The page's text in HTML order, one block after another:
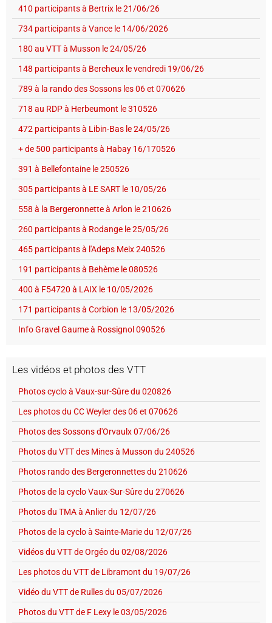
410 participants à Bertrix le 21/06/26
734 participants à Vance le 14/06/2026
180 au VTT à Musson le 24/05/26
148 participants à Bercheux le vendredi 19/06/26
789 à la rando des Sossons les 06 et 070626
718 au RDP à Herbeumont le 310526
472 participants à Libin-Bas le 24/05/26
+ de 500 participants à Habay 16/170526
391 à Bellefontaine le 250526
305 participants à LE SART le 10/05/26
558 à la Bergeronnette à Arlon le 210626
260 participants à Rodange le 25/05/26
465 participants à l'Adeps Meix 240526
191 participants à Behème le 080526
400 à F54720 à LAIX le 10/05/2026
171 participants à Corbion le 13/05/2026
Info Gravel Gaume à Rossignol 090526
Les vidéos et photos des VTT
Photos cyclo à Vaux-sur-Sûre du 020826
Les photos du CC Weyler des 06 et 070626
Photos des Sossons d'Orvaulx 07/06/26
Photos du VTT des Mines à Musson du 240526
Photos rando des Bergeronnettes du 210626
Photos de la cyclo Vaux-Sur-Sûre du 270626
Photos du TMA à Anlier du 12/07/26
Photos de la cyclo à Sainte-Marie du 12/07/26
Vidéos du VTT de Orgéo du 02/08/2026
Les photos du VTT de Libramont du 19/07/26
Vidéo du VTT de Rulles du 05/07/2026
Photos du VTT de F Lexy le 03/05/2026